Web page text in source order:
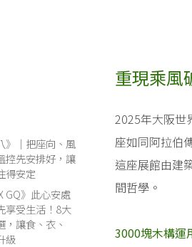
重現乘風
》｜把座向、風
控先安排好，讓
得安定
GQ》此心安處
享受生活！8大
，讓食、衣、
級
2025年大阪世
座如同阿拉伯
這座展館由建
間哲學。
3000塊木構運